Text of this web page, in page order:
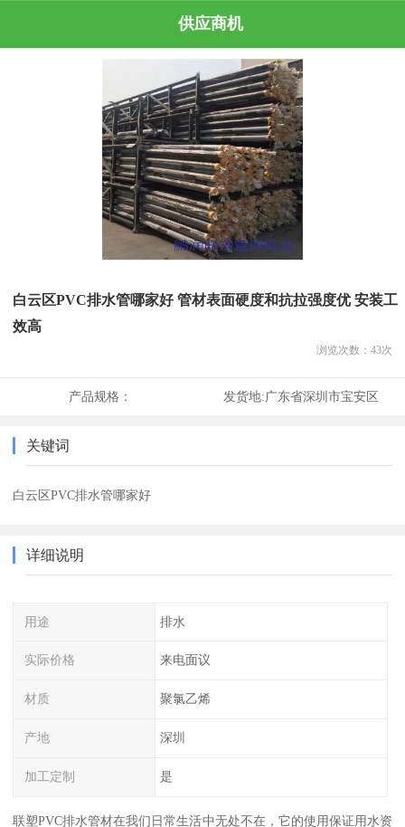
供应商机
白云区PVC排水管哪家好 管材表面硬度和抗拉强度优 安装工
效高
浏览次数： 43次
产品规格： 发货地:广东省深圳市宝安区
关键词
白云区PVC排水管哪家好
详细说明
用途 排水
实际价格 来电面议
材质 聚氯乙烯
产地 深圳
加工定制 是
联塑PVC排水管材在我们日常生活中无处不在，它的使用保证用水资